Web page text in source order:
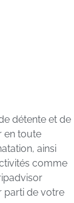
détente et de
en toute
ainsi
comme
parti de votre